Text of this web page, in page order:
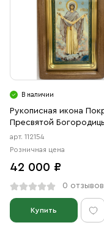
В наличии
Рукописная икона
Пресвятой
арт. 112154
Розничная цена
42 000 ₽
0 отзывов
Купить